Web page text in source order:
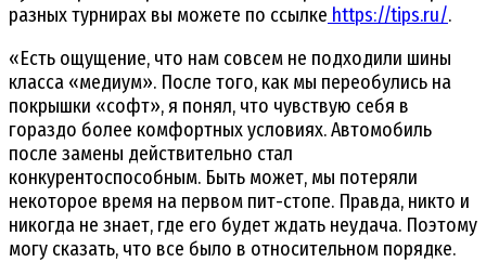
разных турнирах вы можете по ссылке https://tips.ru/.
«Есть ощущение, что нам совсем не подходили шины
класса «медиум». После того, как мы переобулись на
покрышки «софт», я понял, что чувствую себя в
гораздо более комфортных условиях. Автомобиль
после замены действительно стал
конкурентоспособным. Быть может, мы потеряли
некоторое время на первом пит-стопе. Правда, никто и
никогда не знает, где его будет ждать неудача. Поэтому
могу сказать, что все было в относительном порядке.